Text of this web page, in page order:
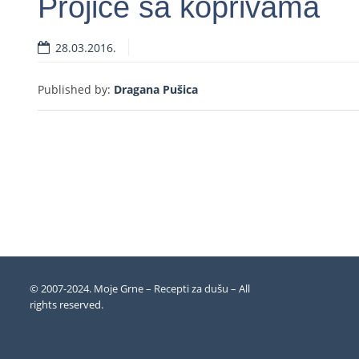
28.03.2016.
Published by: Dragana Pušica
© 2007-2024. Moje Grne – Recepti za dušu – All
rights reserved.